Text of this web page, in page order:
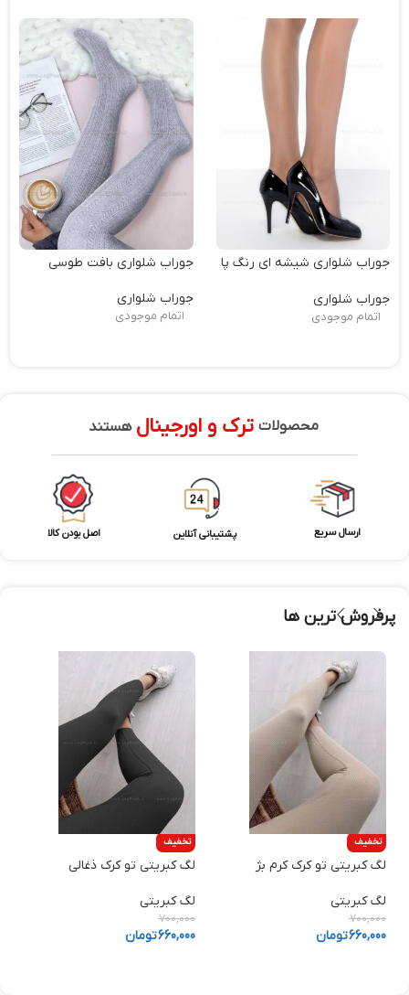
جوراب شلواری شیشه ای رنگ پا
جوراب شلواری
اتمام موجودی
جوراب شلواری بافت طوسی
جوراب شلواری
اتمام موجودی
محصولات ترک و اورجینال هستند
ارسال سریع پشتیبانی آنلاین اصل بودن کالا
پرفروش ترین ها
تخفیف
لگ کبریتی تو کرک کرم بژ
لگ کبریتی
700,000
660,000تومان
تخفیف
لگ کبریتی تو کرک ذغالی
لگ کبریتی
700,000
660,000تومان